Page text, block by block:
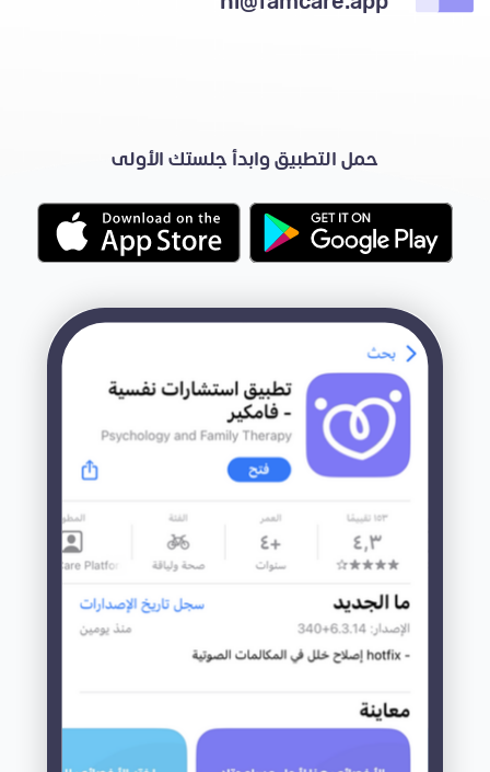
حمل التطبيق وابدأ جلستك الأولى